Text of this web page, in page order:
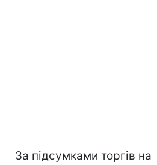
За підсумками торгів на